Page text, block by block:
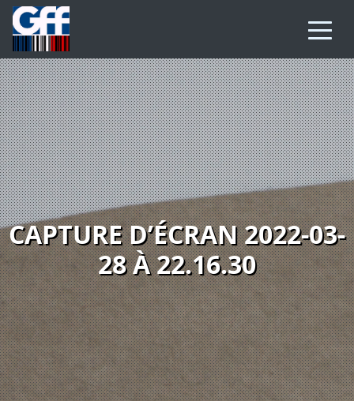
CAPTURE D’ÉCRAN 2022-03-
28 À 22.16.30